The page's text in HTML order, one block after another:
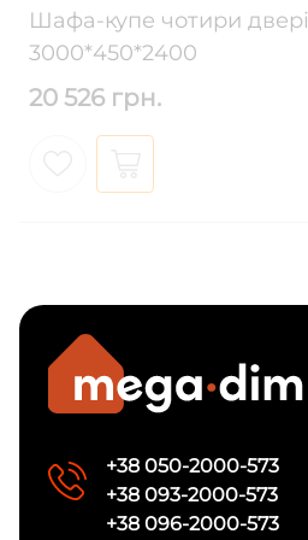
Шафа-купе чотири двері
3000*450*2400
20 526 грн.
+38 050-2000-573
+38 093-2000-573
+38 096-2000-573